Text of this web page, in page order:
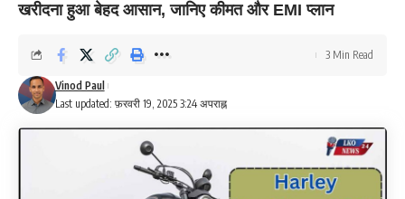
खरीदना हुआ बेहद आसान, जानिए कीमत और EMI प्लान
Last updated: फ़रवरी 19, 2025 3:24 अपराह्न
Vinod Paul
3 Min Read